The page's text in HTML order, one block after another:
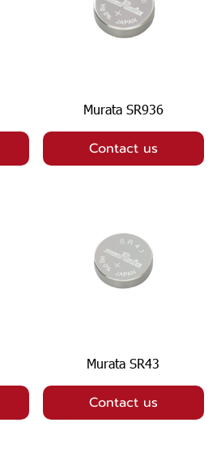
Murata SR936
Contact us
Murata SR43
Contact us